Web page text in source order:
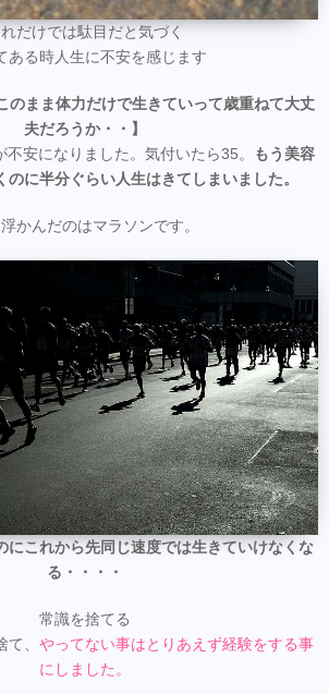
だけでは駄目だと気づく
ある時人生に不安を感じます
のまま体力だけで生きていって歳重ねて大丈
夫だろうか・・】
安になりました。気付いたら35。
もう美容
のに半分ぐらい人生はきてしまいました。
かんだのはマラソンです。
にこれから先同じ速度では生きていけなくな
る・・・・
常識を捨てる
、 やってない事はとりあえず経験をする事
にしました。